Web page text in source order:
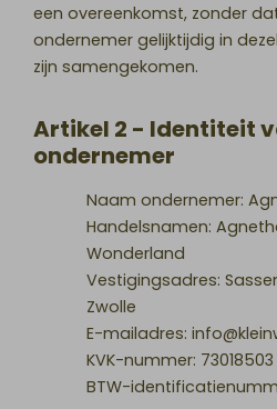
een overeenkomst, zonder
ondernemer gelijktijdig in
zijn samengekomen.
Artikel 2 - Identiteit
ondernemer
Naam ondernemer:
Handelsnamen:
Wonderland
Vestigingsadres:
Zwolle
E-mailadres:
KVK-nummer: 73018503
BTW-